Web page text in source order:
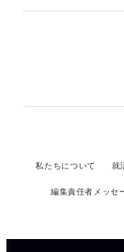
私たちについて 就
編集責任者メッセ